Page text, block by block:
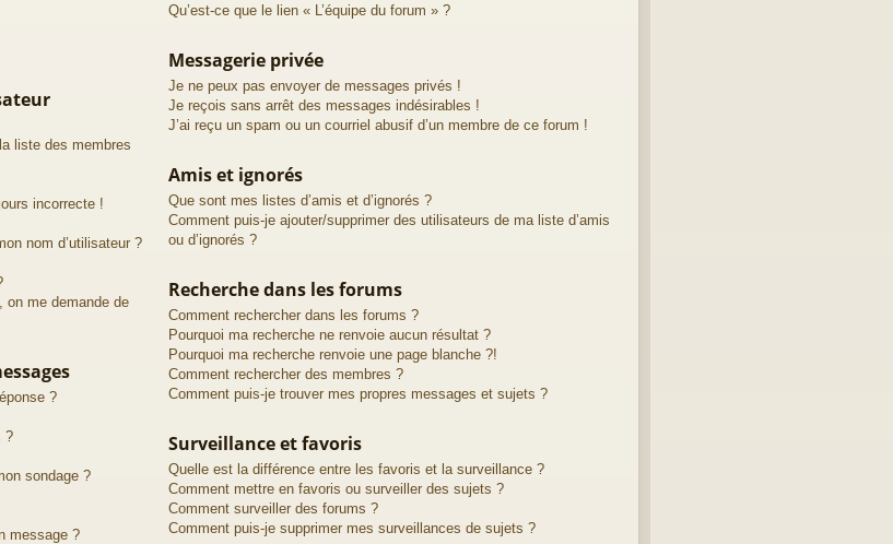
liste des membres
incorrecte !
nom d’utilisateur ?
on me demande de
?
?
sondage ?
message ?
Qu’est-ce que le lien « L’équipe du forum » ?
Messagerie privée
Je ne peux pas envoyer de messages privés !
Je reçois sans arrêt des messages indésirables !
J’ai reçu un spam ou un courriel abusif d’un membre de ce forum !
Amis et ignorés
Que sont mes listes d’amis et d’ignorés ?
Comment puis-je ajouter/supprimer des utilisateurs de ma liste d’amis
ou d’ignorés ?
Recherche dans les forums
Comment rechercher dans les forums ?
Pourquoi ma recherche ne renvoie aucun résultat ?
Pourquoi ma recherche renvoie une page blanche ?!
Comment rechercher des membres ?
Comment puis-je trouver mes propres messages et sujets ?
Surveillance et favoris
Quelle est la différence entre les favoris et la surveillance ?
Comment mettre en favoris ou surveiller des sujets ?
Comment surveiller des forums ?
Comment puis-je supprimer mes surveillances de sujets ?